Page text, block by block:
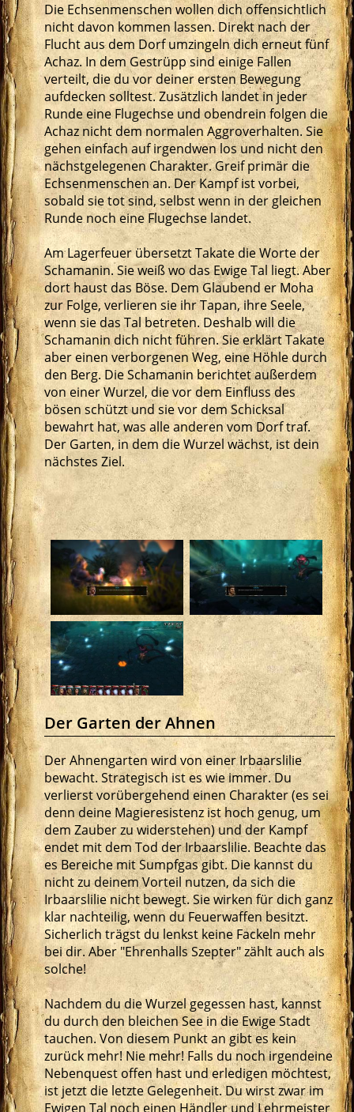
Die Echsenmenschen wollen dich offensichtlich
nicht davon kommen lassen. Direkt nach der
Flucht aus dem Dorf umzingeln dich erneut fünf
Achaz. In dem Gestrüpp sind einige Fallen
verteilt, die du vor deiner ersten Bewegung
aufdecken solltest. Zusätzlich landet in jeder
Runde eine Flugechse und obendrein folgen die
Achaz nicht dem normalen Aggroverhalten. Sie
gehen einfach auf irgendwen los und nicht den
nächstgelegenen Charakter. Greif primär die
Echsenmenschen an. Der Kampf ist vorbei,
sobald sie tot sind, selbst wenn in der gleichen
Runde noch eine Flugechse landet.
Am Lagerfeuer übersetzt Takate die Worte der
Schamanin. Sie weiß wo das Ewige Tal liegt. Aber
dort haust das Böse. Dem Glaubend er Moha
zur Folge, verlieren sie ihr Tapan, ihre Seele,
wenn sie das Tal betreten. Deshalb will die
Schamanin dich nicht führen. Sie erklärt Takate
aber einen verborgenen Weg, eine Höhle durch
den Berg. Die Schamanin berichtet außerdem
von einer Wurzel, die vor dem Einfluss des
bösen schützt und sie vor dem Schicksal
bewahrt hat, was alle anderen vom Dorf traf.
Der Garten, in dem die Wurzel wächst, ist dein
nächstes Ziel.
Der Garten der Ahnen
Der Ahnengarten wird von einer Irbaarslilie
bewacht. Strategisch ist es wie immer. Du
verlierst vorübergehend einen Charakter (es sei
denn deine Magieresistenz ist hoch genug, um
dem Zauber zu widerstehen) und der Kampf
endet mit dem Tod der Irbaarslilie. Beachte das
es Bereiche mit Sumpfgas gibt. Die kannst du
nicht zu deinem Vorteil nutzen, da sich die
Irbaarslilie nicht bewegt. Sie wirken für dich ganz
klar nachteilig, wenn du Feuerwaffen besitzt.
Sicherlich trägst du lenkst keine Fackeln mehr
bei dir. Aber "Ehrenhalls Szepter" zählt auch als
solche!
Nachdem du die Wurzel gegessen hast, kannst
du durch den bleichen See in die Ewige Stadt
tauchen. Von diesem Punkt an gibt es kein
zurück mehr! Nie mehr! Falls du noch irgendeine
Nebenquest offen hast und erledigen möchtest,
ist jetzt die letzte Gelegenheit. Du wirst zwar im
Ewigen Tal noch einen Händler und Lehrmeister